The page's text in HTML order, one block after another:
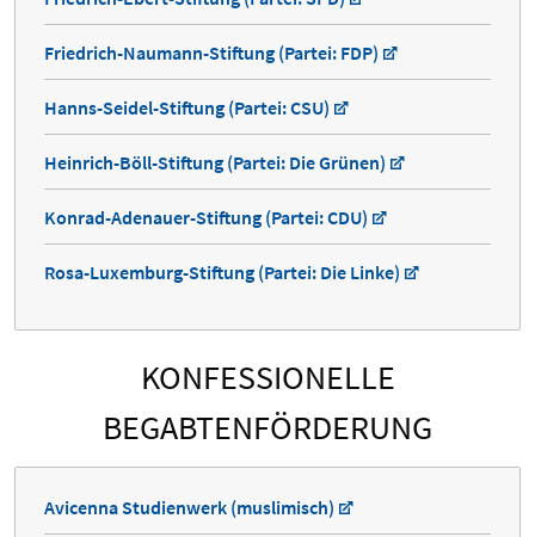
Friedrich-Naumann-Stiftung (Partei: FDP)
Hanns-Seidel-Stiftung (Partei: CSU)
Heinrich-Böll-Stiftung (Partei: Die Grünen)
Konrad-Adenauer-Stiftung (Partei: CDU)
Rosa-Luxemburg-Stiftung (Partei: Die Linke)
KONFESSIONELLE
BEGABTENFÖRDERUNG
Avicenna Studienwerk (muslimisch)